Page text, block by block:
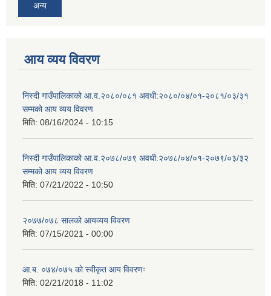
अन्य
आय व्यय विवरण
निस्दी गाउँपालिकाको आ.व.२०८०/०८१ अवधी:२०८०/०४/०१-२०८१/०३/३१
सम्मको आय व्यय विवरण
मिति: 08/16/2024 - 10:15
निस्दी गाउँपालिकाको आ.व.२०७८/०७९ अवधी:२०७८/०४/०१-२०७९/०३/३२
सम्मको आय व्यय विवरण
मिति: 07/21/2022 - 10:50
२०७७/०७८ सालको आयव्यय विवरण
मिति: 07/15/2021 - 00:00
आ.ब. ०७४/०७५ को स्वीकृत आय विवरणः
मिति: 02/21/2018 - 11:02